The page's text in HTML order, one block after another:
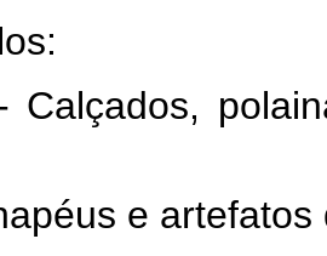
polainas
e artefatos